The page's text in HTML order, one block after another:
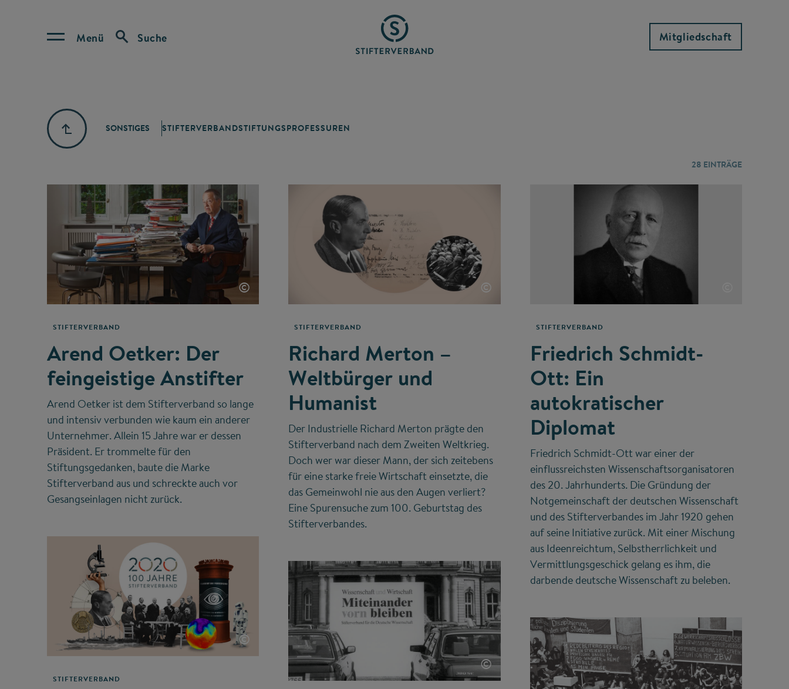
Menü Suche Mitgliedschaft
SONSTIGES STIFTERVERBANDSTIFTUNGSPROFESSUREN
28 EINTRÄGE
©
STIFTERVERBAND
Arend Oetker: Der
feingeistige Anstifter
Arend Oetker ist dem Stifterverband so lange
und intensiv verbunden wie kaum ein anderer
Unternehmer. Allein 15 Jahre war er dessen
Präsident. Er trommelte für den
Stiftungsgedanken, baute die Marke
Stifterverband aus und schreckte auch vor
Gesangseinlagen nicht zurück.
©
STIFTERVERBAND
Richard Merton –
Weltbürger und
Humanist
Der Industrielle Richard Merton prägte den
Stifterverband nach dem Zweiten Weltkrieg.
Doch wer war dieser Mann, der sich zeitebens
für eine starke freie Wirtschaft einsetzte, die
das Gemeinwohl nie aus den Augen verliert?
Eine Spurensuche zum 100. Geburtstag des
Stifterverbandes.
STIFTERVERBAND
Friedrich Schmidt-
Ott: Ein
autokratischer
Diplomat
Friedrich Schmidt-Ott war einer der
einflussreichsten Wissenschaftsorganisatoren
des 20. Jahrhunderts. Die Gründung der
Notgemeinschaft der deutschen Wissenschaft
und des Stifterverbandes im Jahr 1920 gehen
auf seine Initiative zurück. Mit einer Mischung
aus Ideenreichtum, Selbstherrlichkeit und
Vermittlungsgeschick gelang es ihm, die
darbende deutsche Wissenschaft zu beleben.
©
STIFTERVERBAND
©